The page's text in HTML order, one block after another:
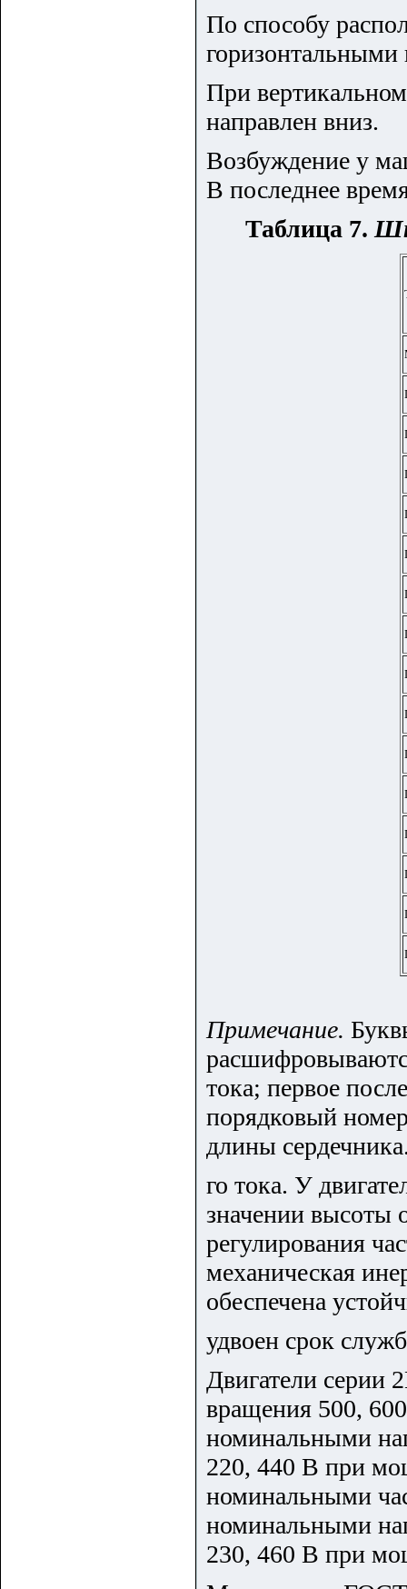
По способу
При
направлен вниз.
Возбуждение у
В последнее
Таблица 7.
Примечание.
тока; первое
порядковый
длины
го тока. У
значении высоты
регулирования
механическая
обеспечена
удвоен срок
Двигатели серии
вращения 500,
номинальными
220, 440 В при
номинальными
номинальными
230, 460 В при